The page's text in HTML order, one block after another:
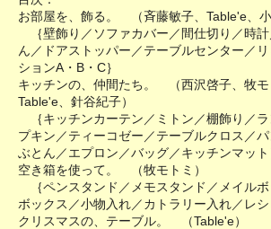
お部屋を、飾る。 （斉藤敏子、Table'e、小
｛壁飾り／ソファカバー／間仕切り／時計
ん／ドアストッパー／テーブルセンター／
ションA・B・C｝
キッチンの、仲間たち。 （西沢啓子、牧モ
Table'e、針谷紀子）
｛キッチンカーテン／ミトン／棚飾り／
プキン／ティーコゼー／テーブルクロス／
ぶとん／エプロン／バッグ／キッチンマット
空き箱を使って。 （牧モトミ）
｛ペンスタンド／メモスタンド／メイル
ボックス／小物入れ／カトラリー入れ／レシ
クリスマスの、テーブル。 （Table'e）